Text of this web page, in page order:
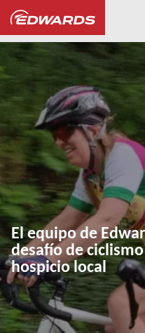
...
El equipo de
desafío de
hospicio local